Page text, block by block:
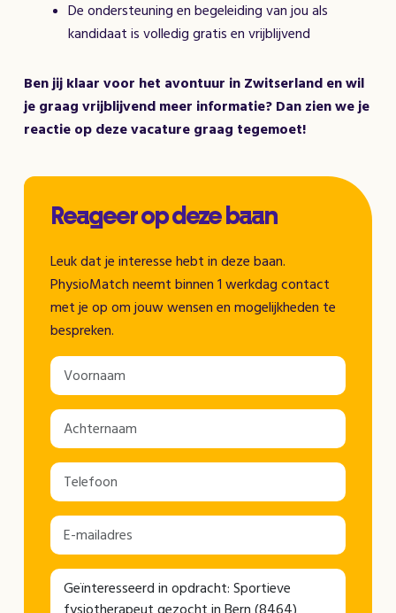
De ondersteuning en begeleiding van jou als
kandidaat is volledig gratis en vrijblijvend
Ben jij klaar voor het avontuur in Zwitserland en wil
je graag vrijblijvend meer informatie? Dan zien we je
reactie op deze vacature graag tegemoet!
Reageer op deze baan
Leuk dat je interesse hebt in deze baan.
PhysioMatch neemt binnen 1 werkdag contact
met je op om jouw wensen en mogelijkheden te
bespreken.